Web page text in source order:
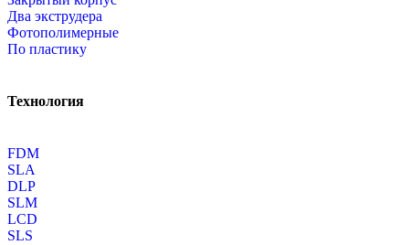
Два экструдера
Фотополимерные
По пластику
Технология
FDM
SLA
DLP
SLM
LCD
SLS